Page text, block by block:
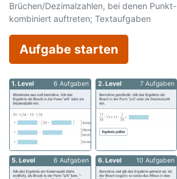
Brüchen/Dezimalzahlen, bei denen
kombiniert auftreten; Textaufgaben
Aufgabe starten
1. Level 6 Aufgaben 2. Level 7 Aufgaben
5. Level 6 Aufgaben 6. Level 10 Aufgaben